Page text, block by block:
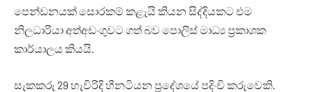
පෙන්ඩනයක් සොරකම් කළැයි කියන සිද්දියකට එම
නිලධාරියා අත්අඩංගුවට ගත් බව පොලිස් මාධ්‍ය ප්‍රකාශක
කාර්යාලය කියයි.
සැකකරු 29 හැවිරිදි හීනටියන ප්‍රදේශයේ පදිංචි කරුවෙකි.